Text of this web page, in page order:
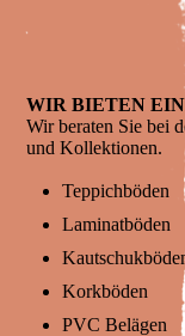
WIR BIETEN
Wir beraten Sie bei
und Kollektionen.
Teppichböden
Laminatböden
Korkböden
PVC Belägen